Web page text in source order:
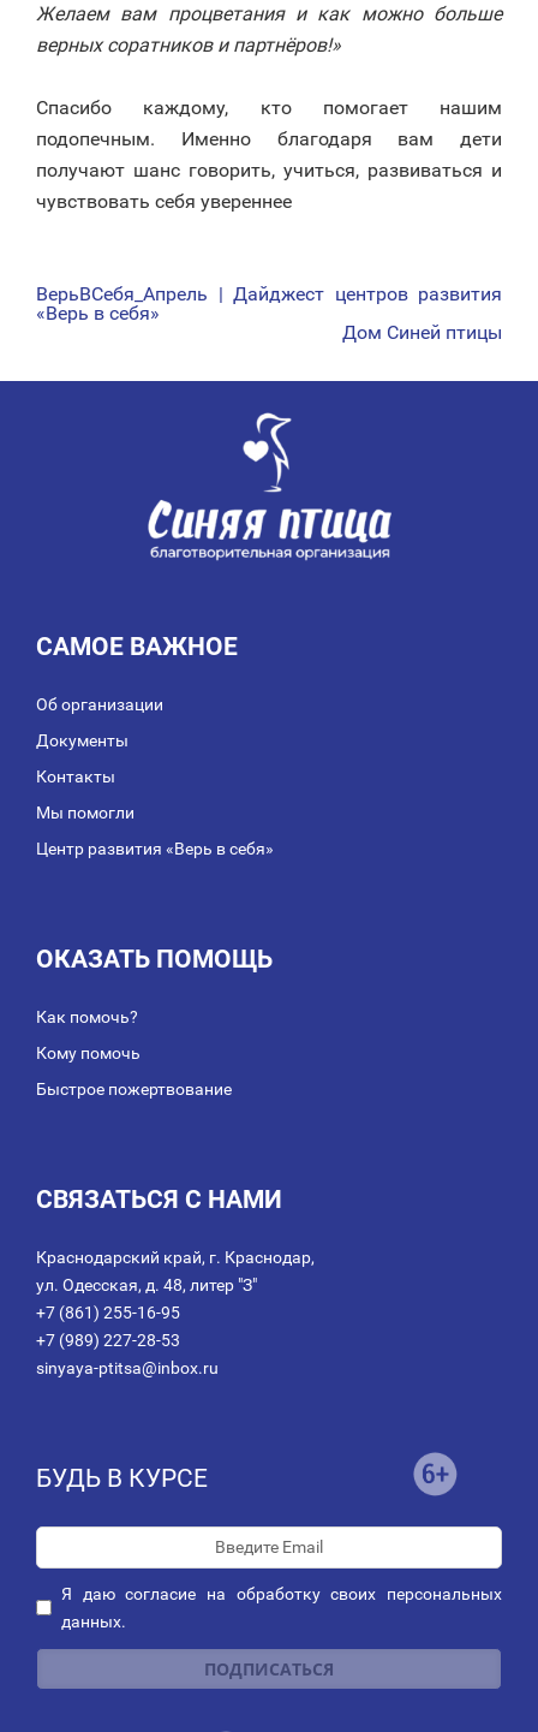
Желаем вам процветания и как можно больше
верных соратников и партнёров!»
Спасибо каждому, кто помогает нашим
подопечным. Именно благодаря вам дети
получают шанс говорить, учиться, развиваться и
чувствовать себя увереннее
НАВИГАЦИЯ
ВерьВСебя_Апрель | Дайджест центров развития
«Верь в себя»
Дом Синей птицы
САМОЕ ВАЖНОЕ
Об организации
Документы
Контакты
Мы помогли
Центр развития «Верь в себя»
ОКАЗАТЬ ПОМОЩЬ
Как помочь?
Кому помочь
Быстрое пожертвование
СВЯЗАТЬСЯ С НАМИ
Краснодарский край, г. Краснодар,
ул. Одесская, д. 48, литер "З"
+7 (861) 255-16-95
+7 (989) 227-28-53
sinyaya-ptitsa@inbox.ru
БУДЬ В КУРСЕ
Я даюсогласие на обработку своих персональных
данных.